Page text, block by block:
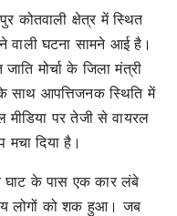
कोतवाली क्षेत्र में स्थित
वाली घटना सामने आई है।
मोर्चा के जिला मंत्री
के साथ आपत्तिजनक स्थिति में
मीडिया पर तेजी से वायरल
दिया है।
घाट के पास एक कार लंबे
लोगों को शक हुआ। जब